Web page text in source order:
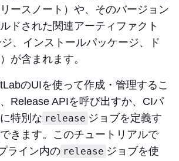
ースノート）や、そのバージョン
ドされた関連アーティファクト
ジ、インストールパッケージ、ド
が含まれます。
のUIを使って作成・管理するこ
Release APIを呼び出すか、CIパ
特別な release ジョブを定義す
きます。このチュートリアルで
ライン内の release ジョブを使